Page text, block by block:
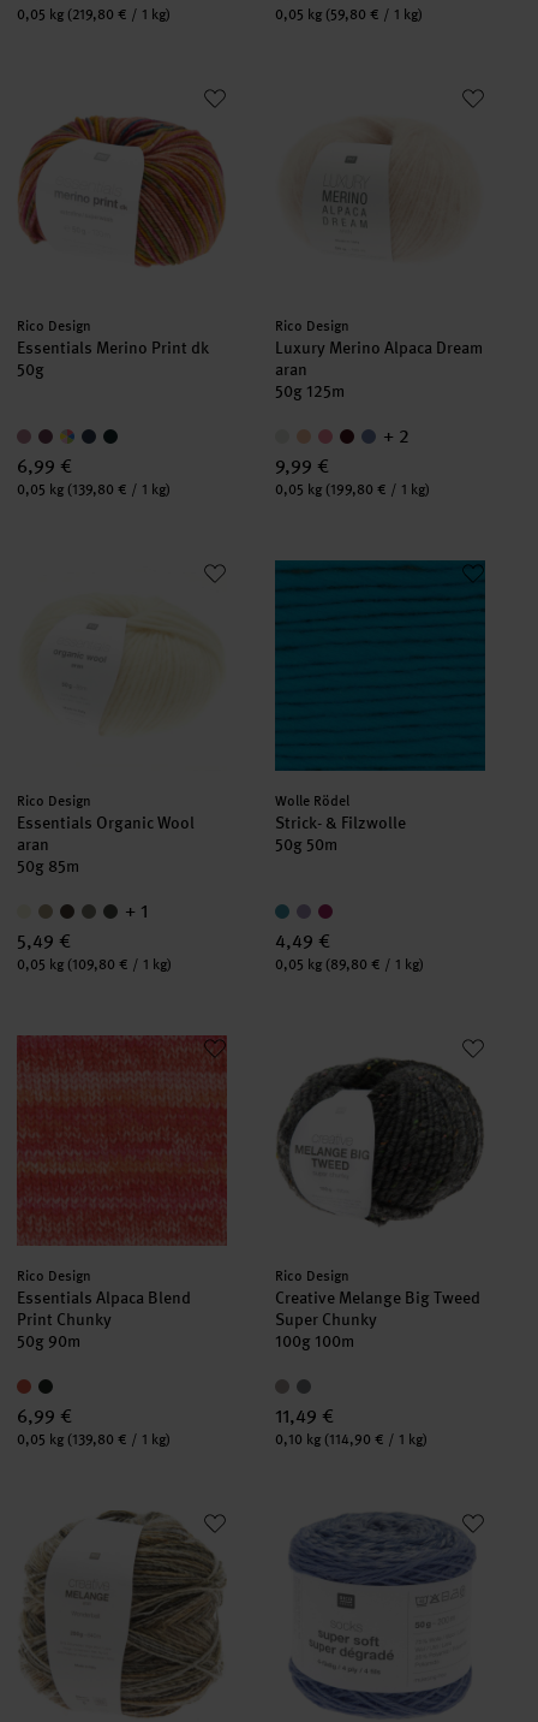
Inhalt:
0,05 kg (219,80 € / 1 kg)
Inhalt:
0,05 kg (59,80 € / 1 kg)
Essentials Merino Print dk
Hersteller:
Rico Design
Essentials Merino Print dk
50g
6,99 €
Inhalt:
0,05 kg (139,80 € / 1 kg)
Luxury Merino Alpaca Dream
Hersteller:
Rico Design
Luxury Merino Alpaca Dream
aran
50g 125m
+ 2
9,99 €
Inhalt:
0,05 kg (199,80 € / 1 kg)
Essentials Organic Wool aran
Hersteller:
Rico Design
Essentials Organic Wool
aran
50g 85m
+ 1
5,49 €
Inhalt:
0,05 kg (109,80 € / 1 kg)
Strick- & Filzwolle
Hersteller:
Wolle Rödel
Strick- & Filzwolle
50g 50m
4,49 €
Inhalt:
0,05 kg (89,80 € / 1 kg)
Essentials Alpaca Blend Print Chunky
Hersteller:
Rico Design
Essentials Alpaca Blend
Print Chunky
50g 90m
6,99 €
Inhalt:
0,05 kg (139,80 € / 1 kg)
Creative Melange Big Tweed
Hersteller:
Rico Design
Creative Melange Big Tweed
Super Chunky
100g 100m
11,49 €
Inhalt:
0,10 kg (114,90 € / 1 kg)
Creative Melange aran WonderballSocks Super Soft Super